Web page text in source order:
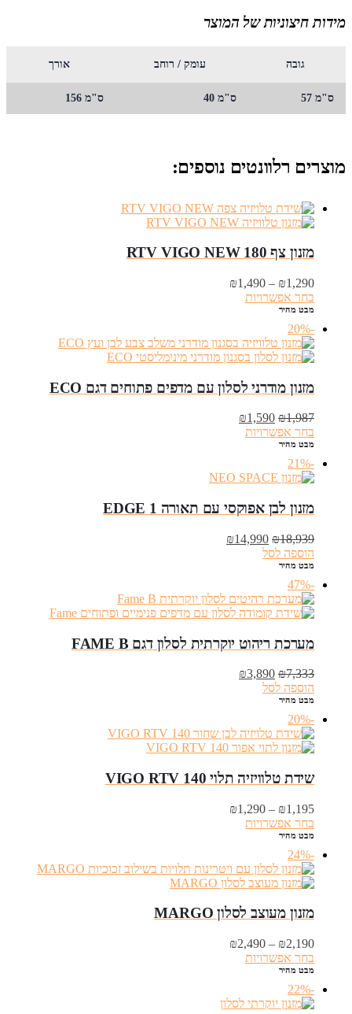
מידות חיצוניות של המוצר
גובה עומק / רוחב אורך
ס"מ 57 ס"מ 40 ס"מ 156
מוצרים רלוונטים נוספים:
מזנון צף RTV VIGO NEW 180
₪1,290
–
₪1,490
בחר אפשרויות
מבט מהיר
-20%
מזנון מודרני לסלון עם מדפים פתוחים דגם ECO
₪1,987
המחיר
המקורי
₪1,590
בחר אפשרויות
מבט מהיר
-21%
מזנון לבן אפוקסי עם תאורה EDGE 1
₪18,939
המחיר
המקורי
₪14,990
הוספה לסל
מבט מהיר
-47%
מערכת ריהוט יוקרתית לסלון דגם FAME B
₪7,333
המחיר
המקורי
₪3,890
הוספה לסל
מבט מהיר
-20%
שידת טלוויזיה תלוי VIGO RTV 140
₪1,195
–
₪1,290
בחר אפשרויות
מבט מהיר
-24%
מזנון מעוצב לסלון MARGO
₪2,190
–
₪2,490
בחר אפשרויות
מבט מהיר
-22%